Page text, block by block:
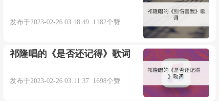
监唱、音频编辑：Boomfisher@TNK
和声、和声设计：Boomfisher@TNK
发布于2023-02-26 03:18:49 1182个赞
祁隆唱的《是否还记得》歌词
发布于2023-02-26 03:11:37 1698个赞